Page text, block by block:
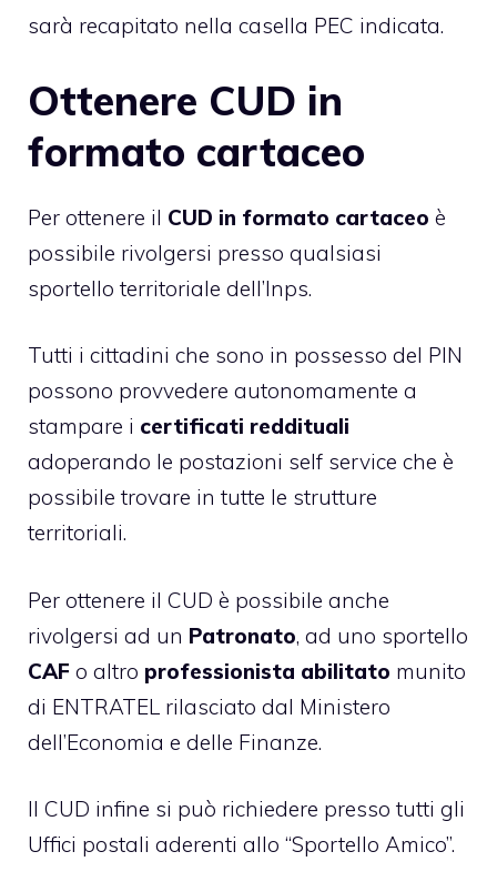
sarà recapitato nella casella PEC indicata.
Ottenere CUD in
formato cartaceo
Per ottenere il CUD in formato cartaceo è
possibile rivolgersi presso qualsiasi
sportello territoriale dell’Inps.
Tutti i cittadini che sono in possesso del PIN
possono provvedere autonomamente a
stampare i certificati reddituali
adoperando le postazioni self service che è
possibile trovare in tutte le strutture
territoriali.
Per ottenere il CUD è possibile anche
rivolgersi ad un Patronato, ad uno sportello
CAF o altro professionista abilitato munito
di ENTRATEL rilasciato dal Ministero
dell’Economia e delle Finanze.
Il CUD infine si può richiedere presso tutti gli
Uffici postali aderenti allo “Sportello Amico”.